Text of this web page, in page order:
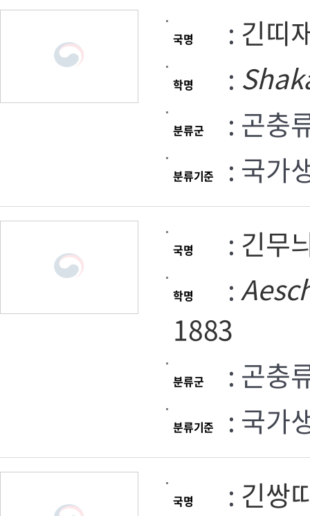
국명 : 긴띠
학명 :
분류군 : 곤충
분류기준 : 국가
국명 : 긴무
학명 :
1883
분류군 : 곤충
분류기준 : 국가
국명 : 긴쌍